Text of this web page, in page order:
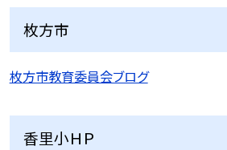
枚方市
枚方市教育委員会ブログ
香里小ＨＰ